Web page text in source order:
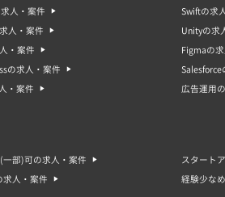
人・案件 Swiftの求
人・案件 Unityの求
・案件 Figmaの
の求人・案件 Salesforce
・案件 広告運用
一部)可の求人・案件 スタート
求人・案件 経験少な